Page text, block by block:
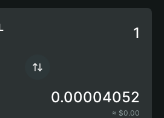
0.00004052
≈ $0.00